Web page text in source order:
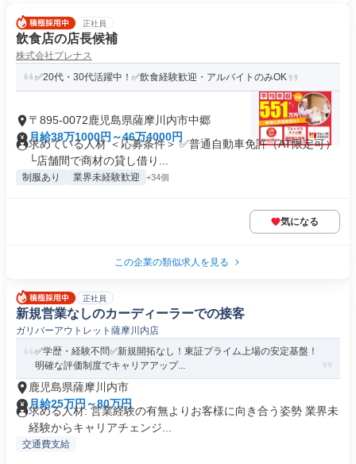
正社員
飲食店の店長候補
株式会社プレナス
✅20代・30代活躍中！✅飲食経験歓迎・アルバイトのみOK
〒895-0072鹿児島県薩摩川内市中郷
月給38万1000円～46万4000円
求めている人材 ＜応募条件＞ ✅普通自動車免許（AT限定可）
└店舗間で商材の貸し借り...
制服あり 業界未経験歓迎 +34個
気になる
この企業の類似求人を見る
正社員
新規営業なしのカーディーラーでの接客
ガリバーアウトレット薩摩川内店
✅学歴・経験不問✅新規開拓なし！東証プライム上場の安定基盤！
明確な評価制度でキャリアアップ...
鹿児島県薩摩川内市
月給25万円～80万円
求める人材: 営業経験の有無よりお客様に向き合う姿勢 業界未
経験からキャリアチェンジ...
交通費支給